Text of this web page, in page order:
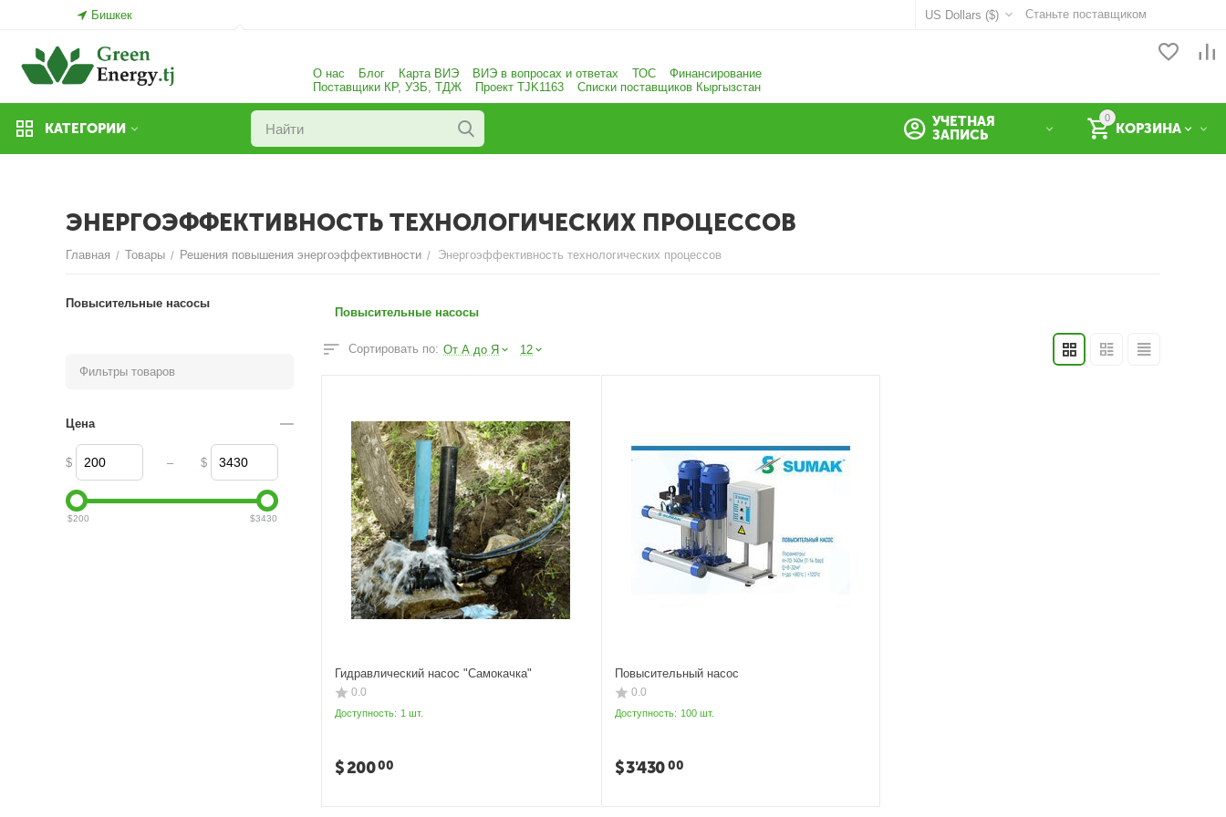
Бишкек Станьте поставщиком
US Dollars ($)
О нас Блог Карта ВИЭ ВИЭ в вопросах и ответах ТОС
Финансирование
Поставщики КР, УЗБ, ТДЖ
Проект TJK1163 Списки поставщиков Кыргызстан
КАТЕГОРИИ
0
КОРЗИНА
УЧЕТНАЯ
ЗАПИСЬ
ЭНЕРГОЭФФЕКТИВНОСТЬ ТЕХНОЛОГИЧЕСКИХ ПРОЦЕССОВ
Главная / Товары / Решения повышения энергоэффективности / Энергоэффективность технологических процессов
Повысительные насосы
Сортировать по: От А до Я 12
Гидравлический насос "Самокачка"
0.0
Доступность: 1 шт.
$20000
Повысительный насос
0.0
Доступность: 100 шт.
$3'43000
Повысительные насосы
Фильтры товаров
Цена
$ – $
$200 $3430